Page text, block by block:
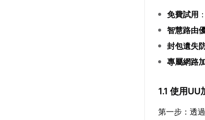
免費試用
智慧路由
封包遺失
專屬網路
1.1 使用
第一步：透